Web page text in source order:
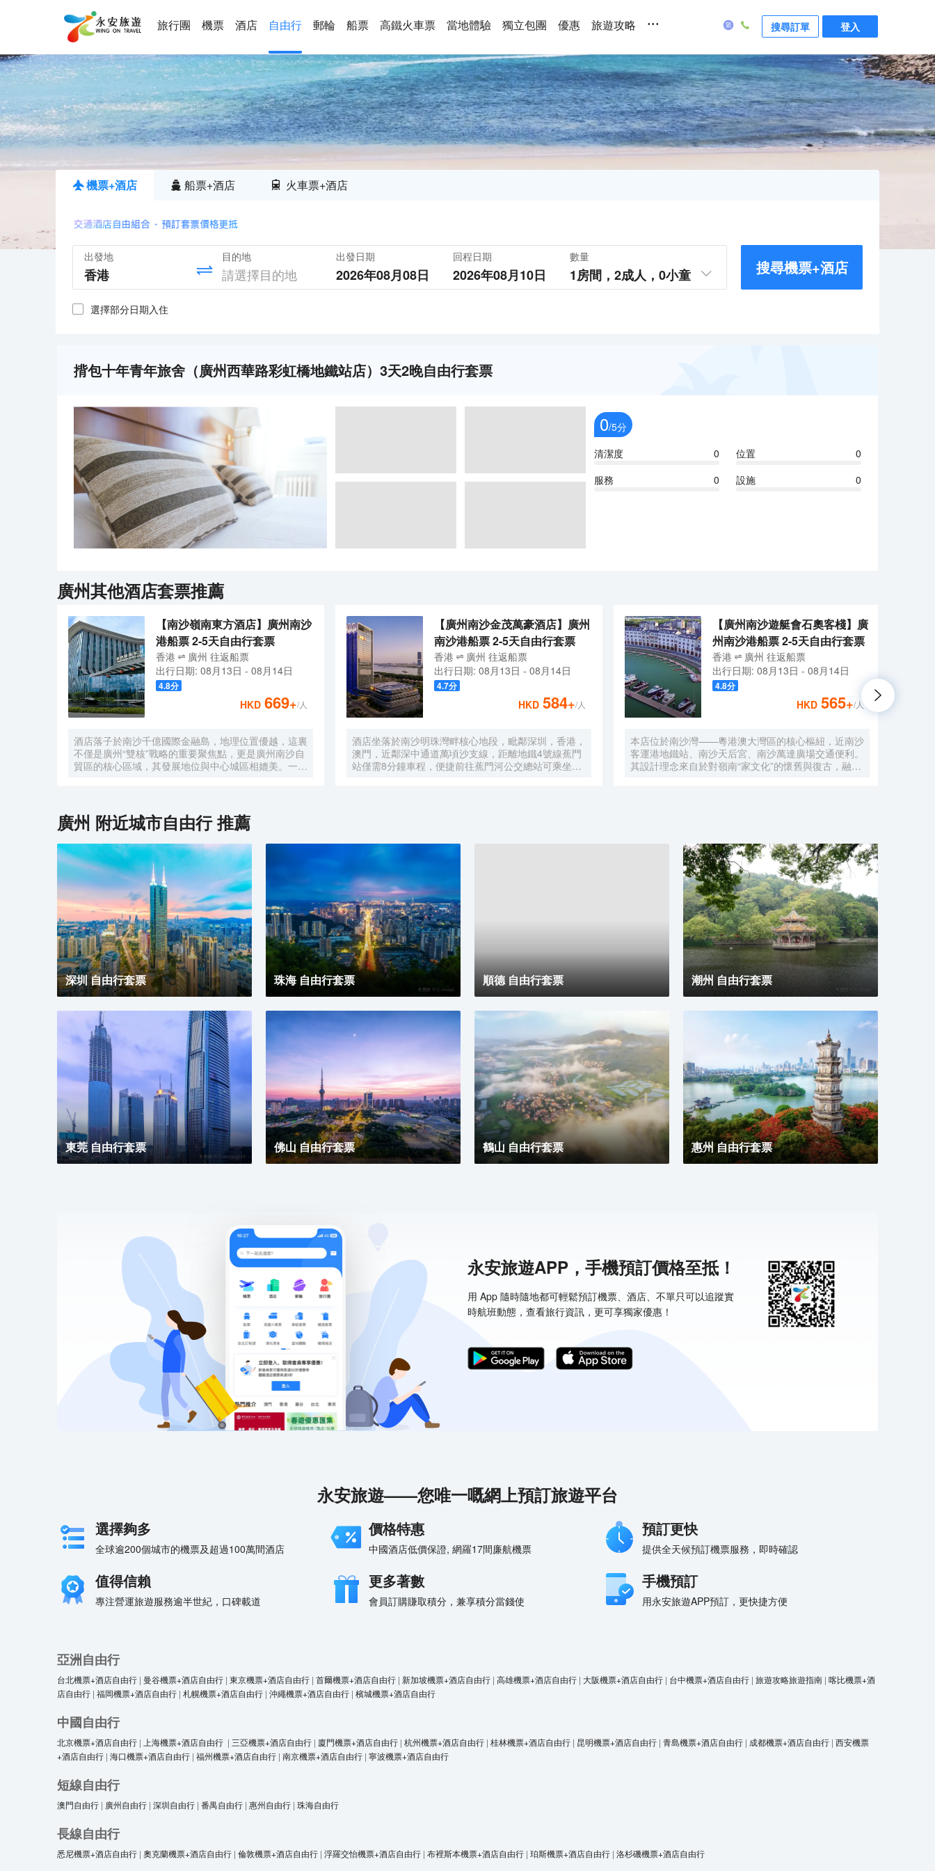
旅行團 機票 酒店 自由行 郵輪 船票 高鐵火車票 當地體驗 獨立包團 優惠 旅遊攻略 ... 搜尋訂單 登入
機票+酒店 船票+酒店 火車票+酒店
出發地 目的地 出發日期
2026年08月08日
回程日期
2026年08月10日
數量
1房間， 2成人， 0小童 搜尋機票+酒店
選擇部分日期入住
揹包十年青年旅舍（廣州西華路彩虹橋地鐵站店）3天2晚自由行套票
0/5分
清潔度
0 位置
0
服務
0 設施 0
廣州其他酒店套票推薦
【南沙嶺南東方酒店】廣州南沙
港船票 2-5天自由行套票
香港 廣州 往返船票
出行日期: 08月13日 - 08月14日
4.8分
HKD 669+/人
酒店落子於南沙千億國際金融島，地理位置優越，這裏
不僅是廣州“雙核”戰略的重要聚焦點，更是廣州南沙自
貿區的核心區域，其發展地位與中心城區相媲美。一小
含西式願景——Amazing（令人驚歎），
Astonishing（令人震撼），隱含着酒店將成為南沙乃
至全球矚目的中式美學新地標的美好期許。 酒店作為
南沙國際會展中心綜合體重要組成部分，以“木棉花
開，鴻翔海絲”之設計理念，以大灣區金融新地標之姿
態，締造南沙“立足灣區、協同港澳、面向世界”的實踐
範本。
【廣州南沙金茂萬豪酒店】廣州
南沙港船票 2-5天自由行套票
香港 廣州 往返船票
出行日期: 08月13日 - 08月14日
4.7分
HKD 584+/人
酒店坐落於南沙明珠灣畔核心地段，毗鄰深圳，香港，
澳門，近鄰深中通道萬頃沙支線，距離地鐵4號線蕉門
站僅需8分鐘車程，便捷前往蕉門河公交總站可乘坐機
代經典與優雅，滿足休閒賓客對在地文化的探索與體
驗。配備粵式風味的林苑中餐廳、中西結合的漁人碼頭
珍饈美饌。酒店擁有馬丁叔叔的農場，小朋友們可盡情
與小動物們互動亦或參與馬丁叔叔課堂，共度愉快的親
子時光。同時，酒店擁有1,600平方米的宴會及會議場
地以及寬敞的戶外草坪，可滿足不同的會議及宴會需
求，無論商務出行亦或休閒旅遊期待與您共赴南沙，遇
見另一種可能。
【廣州南沙遊艇會石奧客棧】廣
州南沙港船票 2-5天自由行套票
香港 廣州 往返船票
出行日期: 08月13日 - 08月14日
4.8分
HKD 565+/人
本店位於南沙灣——粵港澳大灣區的核心樞紐，近南沙
客運港地鐵站、南沙天后宮、南沙萬達廣場交通便利。
其設計理念來自於對嶺南“家文化”的懷舊與復古，融合
室，主要提供早餐、茶點、飲品、簡餐等服務；同時亦
與中國大陸獲得“五金錨”獎的南沙遊艇會提供宴會/婚
宴/會議、中西式餐飲、遊艇觀光/租賃、帆船租賃/體
驗、遊艇帆船駕證考取等不同種服務功能，打造出一種
特色的休閒度假空間。
廣州 附近城市自由行 推薦
深圳 自由行套票 珠海 自由行套票 順德 自由行套票 潮州 自由行套票
東莞 自由行套票 佛山 自由行套票 鶴山 自由行套票 惠州 自由行套票
永安旅遊APP，手機預訂價格至抵！
用 App 隨時隨地都可輕鬆預訂機票、酒店、不單只可以追蹤實
時航班動態，查看旅行資訊，更可享獨家優惠！
永安旅遊——您唯一嘅網上預訂旅遊平台
選擇夠多
全球逾200個城市的機票及超過100萬間酒店
價格特惠
中國酒店低價保證, 網羅17間廉航機票
預訂更快
提供全天候預訂機票服務，即時確認
值得信賴
專注營運旅遊服務逾半世紀，口碑載道
更多著數
會員訂購賺取積分，兼享積分當錢使
手機預訂
用永安旅遊APP預訂，更快捷方便
亞洲自由行
台北機票+酒店自由行 | 曼谷機票+酒店自由行 | 東京機票+酒店自由行 | 首爾機票+酒店自由行 | 新加坡機票+酒店自由行 | 高雄機票+酒店自由行 | 大阪機票+酒店自由行 | 台中機票+酒店自由行 | 旅遊攻略旅遊指南 | 喀比機票+酒
店自由行 | 福岡機票+酒店自由行 | 札幌機票+酒店自由行 | 沖繩機票+酒店自由行 | 檳城機票+酒店自由行
中國自由行
北京機票+酒店自由行 | 上海機票+酒店自由行 | 三亞機票+酒店自由行 | 廈門機票+酒店自由行 | 杭州機票+酒店自由行 | 桂林機票+酒店自由行 | 昆明機票+酒店自由行 | 青島機票+酒店自由行 | 成都機票+酒店自由行 | 西安機票
+酒店自由行 | 海口機票+酒店自由行 | 福州機票+酒店自由行 | 南京機票+酒店自由行 | 寧波機票+酒店自由行
短線自由行
澳門自由行 | 廣州自由行 | 深圳自由行 | 番禺自由行 | 惠州自由行 | 珠海自由行
長線自由行
悉尼機票+酒店自由行 | 奧克蘭機票+酒店自由行 | 倫敦機票+酒店自由行 | 浮羅交怡機票+酒店自由行 | 布裡斯本機票+酒店自由行 | 珀斯機票+酒店自由行 | 洛杉磯機票+酒店自由行